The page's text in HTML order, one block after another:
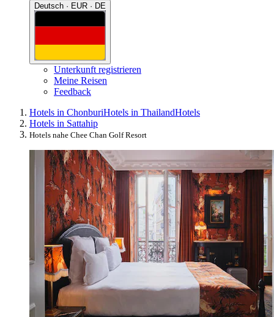
Deutsch · EUR · DE
Unterkunft registrieren
Meine Reisen
Feedback
Hotels in ChonburiHotels in ThailandHotels
Hotels in Sattahip
Hotels nahe Chee Chan Golf Resort